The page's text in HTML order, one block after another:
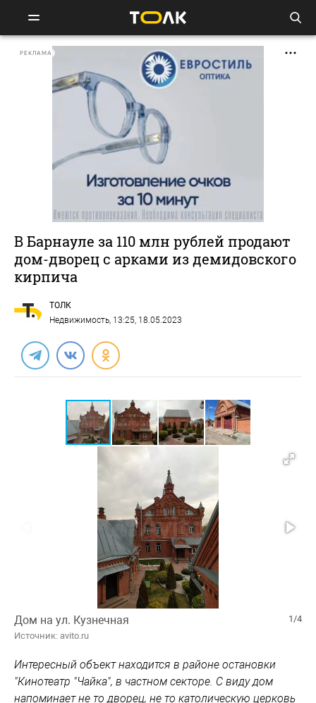
РЕКЛАМА
В Барнауле за 110 млн рублей продают
дом-дворец с арками из демидовского
кирпича
ТОЛК
Недвижимость, 13:25, 18.05.2023
1/4
Дом на ул. Кузнечная
Источник: avito.ru
Интересный объект находится в районе остановки
"Кинотеатр "Чайка", в частном секторе. С виду дом
напоминает не то дворец, не то католическую церковь